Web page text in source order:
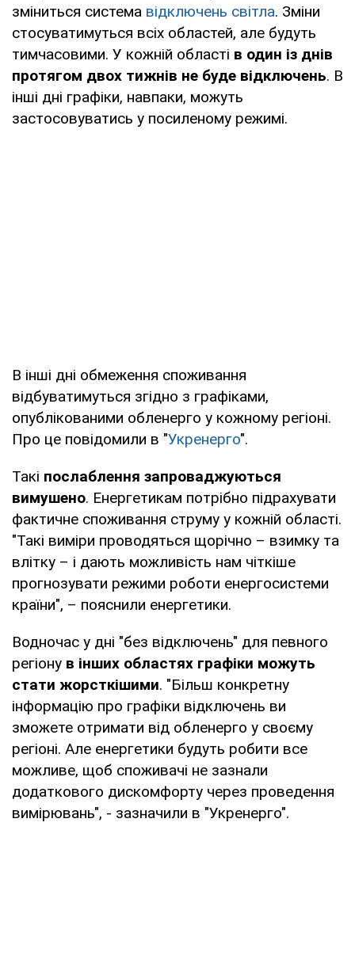
зміниться система відключень світла. Зміни
стосуватимуться всіх областей, але будуть
тимчасовими. У кожній області в один із днів
протягом двох тижнів не буде відключень. В
інші дні графіки, навпаки, можуть
застосовуватись у посиленому режимі.
В інші дні обмеження споживання
відбуватимуться згідно з графіками,
опублікованими обленерго у кожному регіоні.
Про це повідомили в "Укренерго".
Такі послаблення запроваджуються
вимушено. Енергетикам потрібно підрахувати
фактичне споживання струму у кожній області.
"Такі виміри проводяться щорічно – взимку та
влітку – і дають можливість нам чіткіше
прогнозувати режими роботи енергосистеми
країни", – пояснили енергетики.
Водночас у дні "без відключень" для певного
регіону в інших областях графіки можуть
стати жорсткішими. "Більш конкретну
інформацію про графіки відключень ви
зможете отримати від обленерго у своєму
регіоні. Але енергетики будуть робити все
можливе, щоб споживачі не зазнали
додаткового дискомфорту через проведення
вимірювань", - зазначили в "Укренерго".